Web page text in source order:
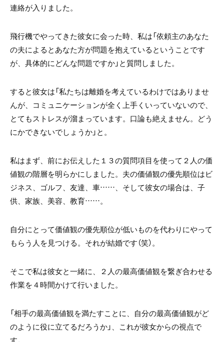
連絡が入りました。
飛行機でやってきた彼女に会った時、私は「依頼主のあなた
の夫によるとあなた方が問題を抱えているということです
が、具体的にどんな問題ですか」と質問しました。
すると彼女は「私たちは離婚を考えているわけではありませ
んが、コミュニケーションが全く上手くいっていないので、
とてもストレスが溜まっています。口論も絶えません。どう
にかできないでしょうか」と。
私はまず、前にお伝えした１３の質問項目を使って２人の価
値観の階層を明らかにしました。夫の価値観の優先順位はビ
ジネス、ゴルフ、友達、車……、そして彼女の場合は、子
供、家族、美容、教育……。
自分にとって価値観の優先順位が低いものを代わりにやって
もらう人を見つける。それが結婚です（笑）。
そこで私は彼女と一緒に、２人の最高価値観を繋ぎ合わせる
作業を４時間かけて行いました。
「相手の最高価値観を満たすことに、自分の最高価値観がど
のように役に立てるだろうか」、これが彼女からの視点で
す。